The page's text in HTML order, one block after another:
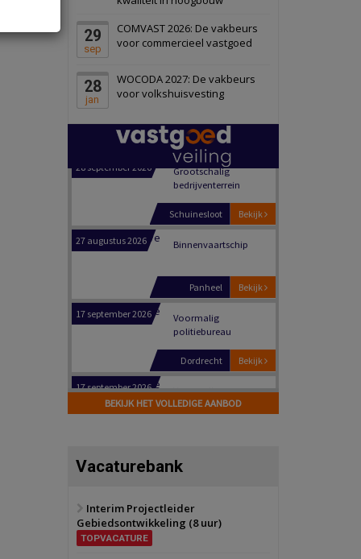
29
sep
COMVAST 2026: De vakbeurs
voor commercieel vastgoed
28
jan
WOCODA 2027: De vakbeurs
voor volkshuisvesting
Schiedam
22 september 2026 Attractiepark
Bekijk
Oranje
28 september 2026
bedrijventerrein
Schuinesloot
Binnenvaartschip
politiebureau
Voormalig
politiebureau
17 september 2026
Voormalig
Zwanenburg
6 oktober 2026
BEKIJK HET VOLLEDIGE AANBOD
Vacaturebank
Interim Projectleider
Gebiedsontwikkeling (8 uur)
TOPVACATURE